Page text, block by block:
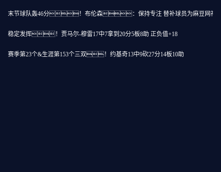
末节球队轰46分！布伦森：保持专注 替补球员为麻豆网神马
稳定发挥！贾马尔-穆雷17中7拿到20分5板8助 正负值+18
赛季第23个&生涯第153个三双！约基奇13中9砍27分14板10助